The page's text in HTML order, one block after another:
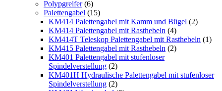
Polypgreifer (6)
Palettengabel (15)
KM414 Palettengabel mit Kamm und Bügel (2)
KM414 Palettengabel mit Rasthebeln (4)
KM414T Teleskop Palettengabel mit Rasthebeln (1)
KM415 Palettengabel mit Rasthebeln (2)
KM401 Palettengabel mit stufenloser
Spindelverstellung (2)
KM401H Hydraulische Palettengabel mit stufenloser
Spindelverstellung (2)